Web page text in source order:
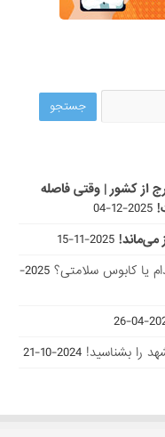
از کشور | وقتی فاصله
2025-12-04
می‌ماند! 2025-11-15
یا کابوس سلامتی؟
2025-
2025-
2024-10-21